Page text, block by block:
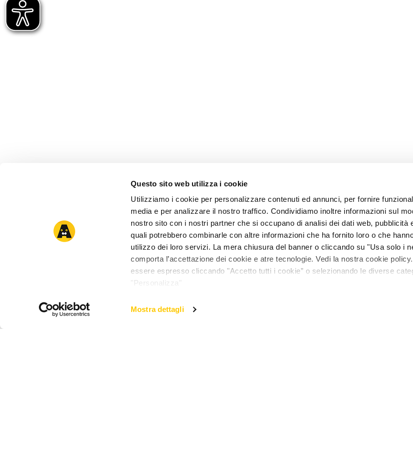
Questo sito web utilizza i cookie
Utilizziamo i cookie per personalizzare contenuti ed annunci, per fornire
media e per analizzare il nostro traffico. Condividiamo inoltre informazioni sul
nostro sito con i nostri partner che si occupano di analisi dei dati web, pubblicità
quali potrebbero combinarle con altre informazioni che ha fornito loro o che
utilizzo dei loro servizi. La mera chiusura del banner o cliccando su "Usa solo i
comporta l’accettazione dei cookie e atre tecnologie. Vedi la nostra cookie
essere espresso cliccando "Accetto tutti i cookie” o selezionando le diverse
"Personalizza"
Mostra dettagli